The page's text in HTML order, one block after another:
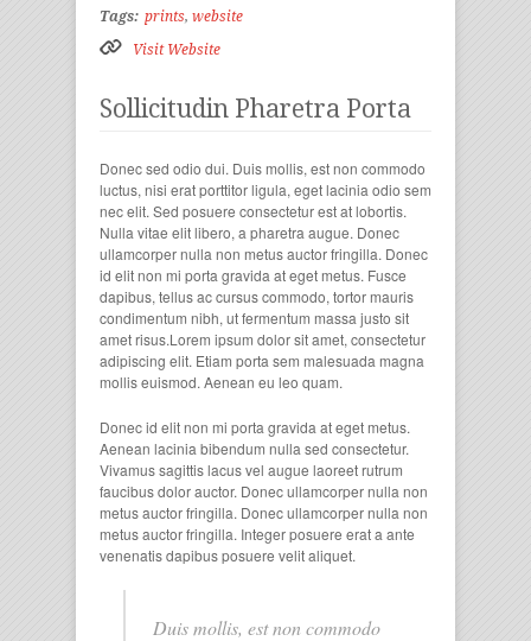
Tags: prints, website
Visit Website
Sollicitudin Pharetra Porta
Donec sed odio dui. Duis mollis, est non commodo
luctus, nisi erat porttitor ligula, eget lacinia odio sem
nec elit. Sed posuere consectetur est at lobortis.
Nulla vitae elit libero, a pharetra augue. Donec
ullamcorper nulla non metus auctor fringilla. Donec
id elit non mi porta gravida at eget metus. Fusce
dapibus, tellus ac cursus commodo, tortor mauris
condimentum nibh, ut fermentum massa justo sit
amet risus.Lorem ipsum dolor sit amet, consectetur
adipiscing elit. Etiam porta sem malesuada magna
mollis euismod. Aenean eu leo quam.
Donec id elit non mi porta gravida at eget metus.
Aenean lacinia bibendum nulla sed consectetur.
Vivamus sagittis lacus vel augue laoreet rutrum
faucibus dolor auctor. Donec ullamcorper nulla non
metus auctor fringilla. Donec ullamcorper nulla non
metus auctor fringilla. Integer posuere erat a ante
venenatis dapibus posuere velit aliquet.
Duis mollis, est non commodo